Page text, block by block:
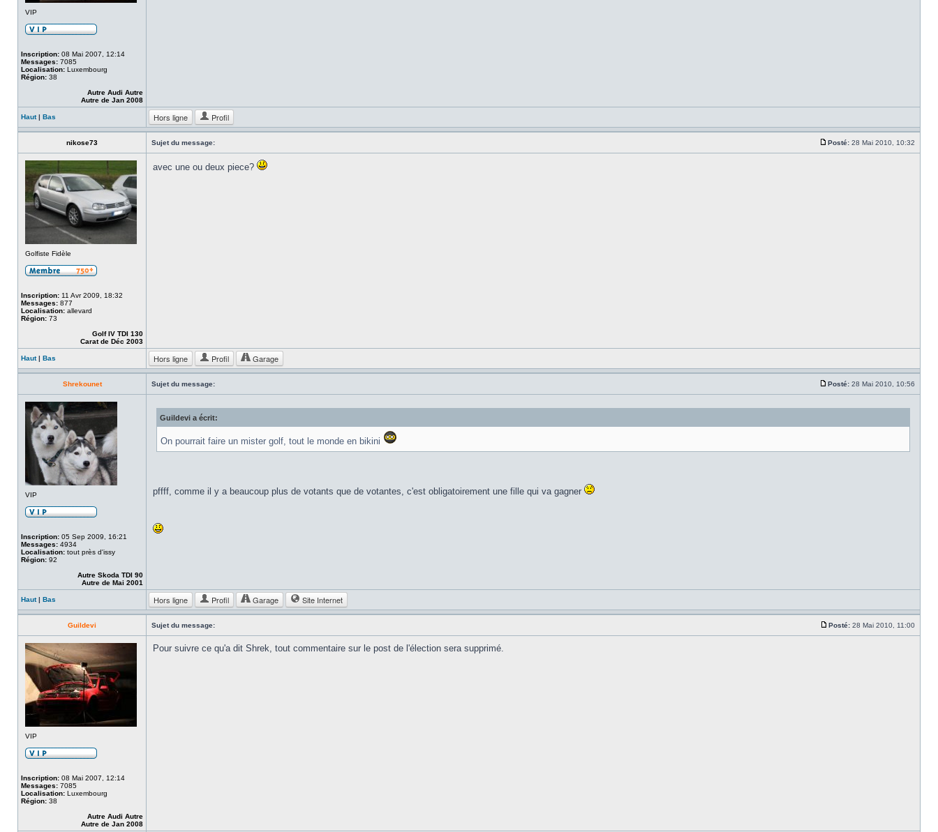
VIP
Inscription: 08 Mai 2007, 12:14
Messages: 7085
Localisation: Luxembourg
Région: 38
Autre Audi Autre
Autre de Jan 2008
Haut| Bas Hors ligne Profil
nikose73 Sujet du message: Posté: 28 Mai 2010, 10:32
Golfiste Fidèle
Inscription: 11 Avr 2009, 18:32
Messages: 877
Localisation: allevard
Région: 73
Golf IV TDI 130
Carat de Déc 2003
avec une ou deux piece?
Haut| Bas Hors ligne Profil Garage
Shrekounet Sujet du message: Posté: 28 Mai 2010, 10:56
VIP
Inscription: 05 Sep 2009, 16:21
Messages: 4934
Localisation: tout près d'issy
Région: 92
Autre Skoda TDI 90
Autre de Mai 2001
Guildevi a écrit:
On pourrait faire un mister golf, tout le monde en bikini
pffff, comme il y a beaucoup plus de votants que de votantes, c'est obligatoirement une fille qui va gagner
Haut| Bas Hors ligne Profil Garage Site Internet
Guildevi Sujet du message: Posté: 28 Mai 2010, 11:00
VIP
Inscription: 08 Mai 2007, 12:14
Messages: 7085
Localisation: Luxembourg
Région: 38
Autre Audi Autre
Autre de Jan 2008
Pour suivre ce qu'a dit Shrek, tout commentaire sur le post de l'élection sera supprimé.